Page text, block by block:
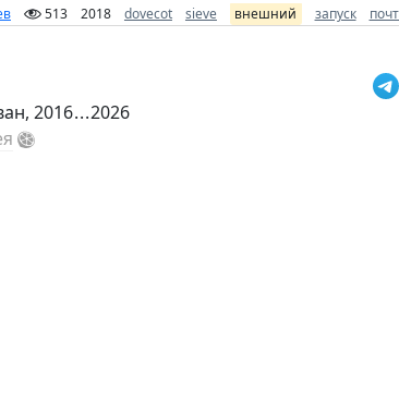
513 2018 dovecot sieve внешний запуск
, 2016...2026